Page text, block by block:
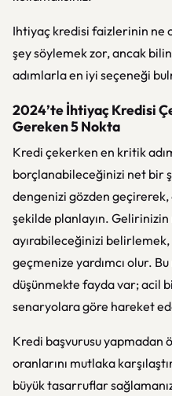
Ihtiyaç kredisi faizlerinin ne
şey söylemek zor, ancak
adımlarla en iyi seçeneği
2024’te İhtiyaç Kredisi
Gereken 5 Nokta
Kredi çekerken en kritik
borçlanabileceğinizi net bir
dengenizi gözden
şekilde planlayın.
ayırabileceğinizi belirlemek,
geçmenize yardımcı olur.
düşünmekte fayda var; acil
senaryolara göre hareket
Kredi başvurusu yapmadan
oranlarını mutlaka
büyük tasarruflar